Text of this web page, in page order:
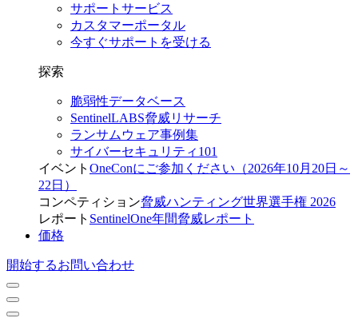
サポートサービス
カスタマーポータル
今すぐサポートを受ける
探索
脆弱性データベース
SentinelLABS脅威リサーチ
ランサムウェア事例集
サイバーセキュリティ101
イベント OneConにご参加ください（2026年10月20日～
22日）
コンペティション脅威ハンティング世界選手権 2026
レポート SentinelOne年間脅威レポート
価格
開始するお問い合わせ